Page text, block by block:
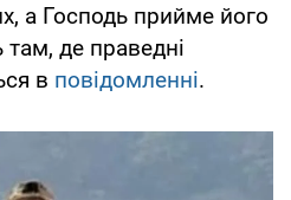
а Господь прийме його
там, де праведні
в повідомленні.